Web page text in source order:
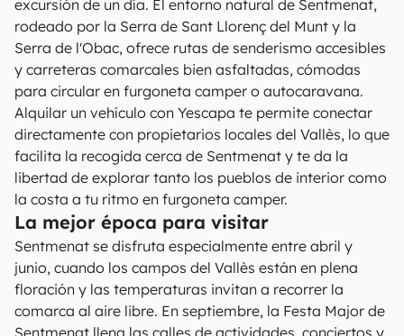
excursión de un día. El entorno natural de Sentmenat,
rodeado por la Serra de Sant Llorenç del Munt y la
Serra de l'Obac, ofrece rutas de senderismo accesibles
y carreteras comarcales bien asfaltadas, cómodas
para circular en furgoneta camper o autocaravana.
Alquilar un vehículo con Yescapa te permite conectar
directamente con propietarios locales del Vallès, lo que
facilita la recogida cerca de Sentmenat y te da la
libertad de explorar tanto los pueblos de interior como
la costa a tu ritmo en furgoneta camper.
La mejor época para visitar
Sentmenat se disfruta especialmente entre abril y
junio, cuando los campos del Vallès están en plena
floración y las temperaturas invitan a recorrer la
comarca al aire libre. En septiembre, la Festa Major de
Sentmenat llena las calles de actividades, conciertos y